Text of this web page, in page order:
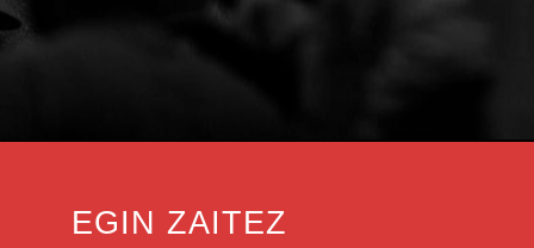
EGIN ZAITEZ